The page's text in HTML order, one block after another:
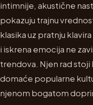
intimnije, akustične
pokazuju trajnu
klasika uz pratnju
i iskrena emocija ne
trendova. Njen rad stoji
domaće popularne
njenom bogatom